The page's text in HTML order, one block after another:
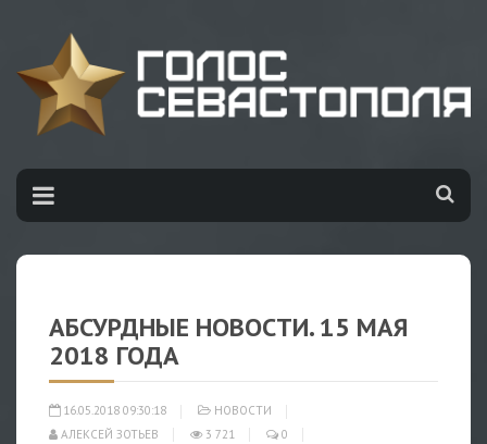
АБСУРДНЫЕ НОВОСТИ. 15 МАЯ
2018 ГОДА
16.05.2018 09:30:18
НОВОСТИ
АЛЕКСЕЙ ЗОТЬЕВ
3 721 0